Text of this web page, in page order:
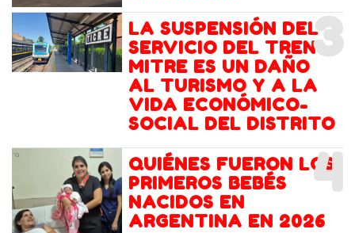
3
LA SUSPENSIÓN DEL
SERVICIO DEL TREN
MITRE ES UN DAÑO
AL TURISMO Y A LA
VIDA ECONÓMICO-
SOCIAL DEL DISTRITO
4
QUIÉNES FUERON LOS
PRIMEROS BEBÉS
NACIDOS EN
ARGENTINA EN 2026